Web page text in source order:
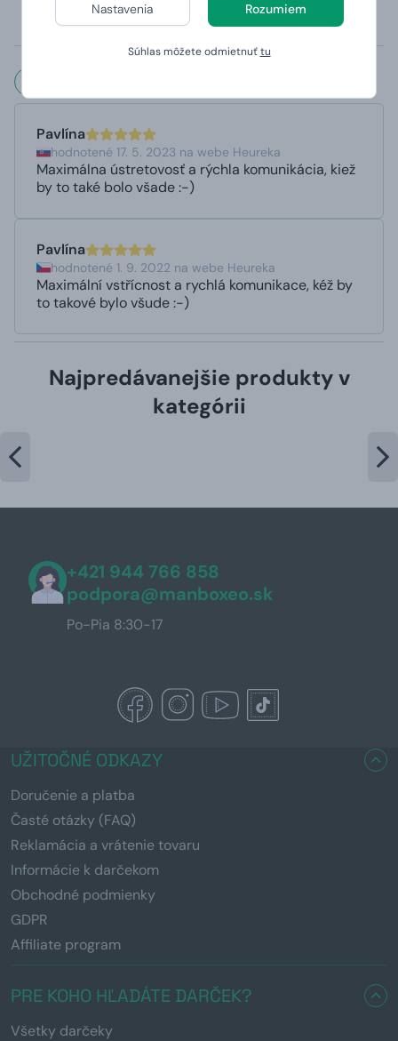
Nastavenia Rozumiem
Súhlas môžete odmietnuťtu
odporúča umývať v ruke)
Pavlína
hodnotené 17. 5. 2023 na webe Heureka
Maximálna ústretovosť a rýchla komunikácia, kiež
by to také bolo všade :-)
Pavlína
hodnotené 1. 9. 2022 na webe Heureka
Maximální vstřícnost a rychlá komunikace, kéž by
to takové bylo všude :-)
Najpredávanejšie produkty v
kategórii
+421 944 766 858
podpora@manboxeo.sk
Po-Pia 8:30-17
UŽITOČNÉ ODKAZY
Doručenie a platba
Časté otázky (FAQ)
Reklamácia a vrátenie tovaru
Informácie k darčekom
Obchodné podmienky
GDPR
Affiliate program
PRE KOHO HĽADÁTE DARČEK?
Všetky darčeky